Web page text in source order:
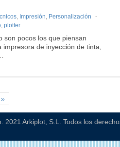
, Impresión, Personalización
-
, plotter
son pocos los que piensan
de inyección de tinta,
2021 Arkiplot, S.L. Todos los